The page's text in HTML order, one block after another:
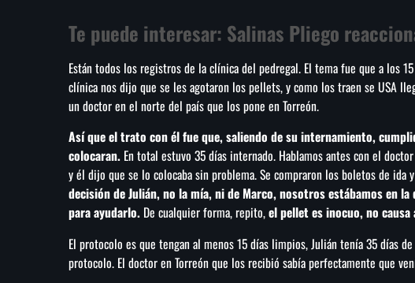
Te puede interesar: Salinas Pliego
Están todos los registros de la clínica del pedregal. El tema fue que a los
clínica nos dijo que se les agotaron los pellets, y como los traen se USA
un doctor en el norte del país que los pone en Torreón.
Así que el trato con él fue que, saliendo de su internamiento,
colocaran. En total estuvo 35 días internado. Hablamos antes con el
y él dijo que se lo colocaba sin problema. Se compraron los boletos de ida
decisión de Julián, no la mía, ni de Marco, nosotros estábamos en
para ayudarlo. De cualquier forma, repito,el pellet es inocuo, no
El protocolo es que tengan al menos 15 días limpios, Julián tenía 35 días
protocolo. El doctor en Torreón que los recibió sabía perfectamente que